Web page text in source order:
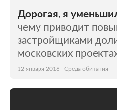
Дорогая, я
чему приводит
застройщиками
московских
12 января 2016 Среда обитания